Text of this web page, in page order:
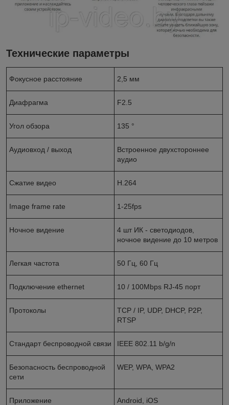
Технические параметры
Фокусное расстояние 2,5 мм
Диафрагма F2.5
Угол обзора 135 °
Аудиовход / выход
Встроенное двухстороннее
аудио
Сжатие видео H.264
Image frame rate 1-25fps
Ночное видение
4 шт ИК - светодиодов,
ночное видение до 10 метров
Легкая частота 50 Гц, 60 Гц
Подключение ethernet 10 / 100Mbps RJ-45 порт
Протоколы
TCP / IP, UDP, DHCP, P2P,
RTSP
Стандарт беспроводной связи IEEE 802.11 b/g/n
Безопасность беспроводной
сети
WEP, WPA, WPA2
Приложение Android, iOS